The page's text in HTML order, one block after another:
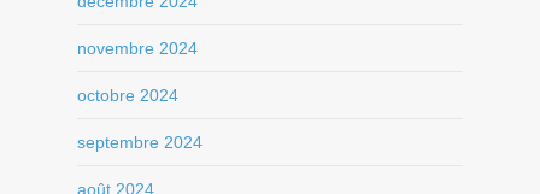
novembre 2024
octobre 2024
septembre 2024
août 2024